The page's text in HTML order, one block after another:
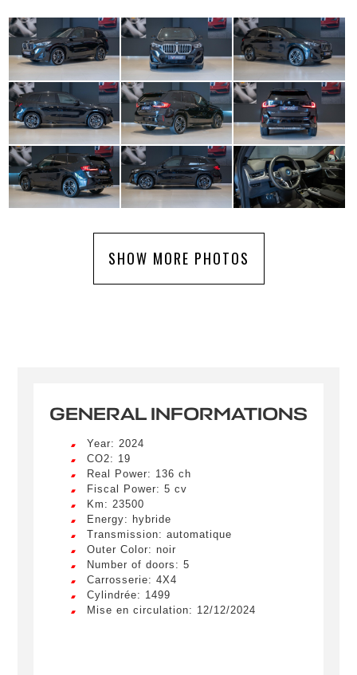
SHOW MORE PHOTOS
GENERAL INFORMATIONS
Year: 2024
CO2: 19
Real Power: 136 ch
Fiscal Power: 5 cv
Km: 23500
Energy: hybride
Transmission: automatique
Outer Color: noir
Number of doors: 5
Carrosserie: 4X4
Cylindrée: 1499
Mise en circulation: 12/12/2024